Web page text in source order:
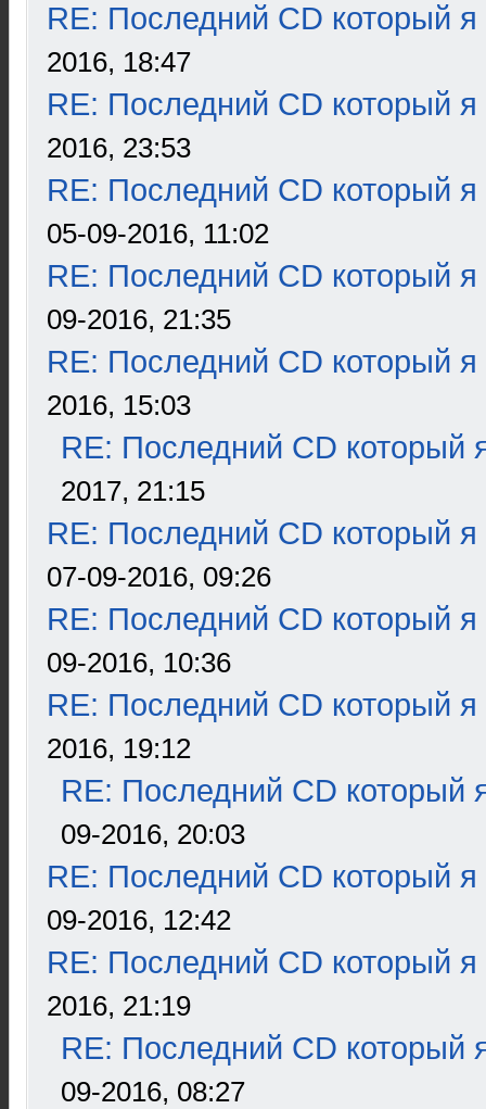
RE: Последний CD который я
2016, 18:47
RE: Последний CD который я
2016, 23:53
RE: Последний CD который я
05-09-2016, 11:02
RE: Последний CD который я
09-2016, 21:35
RE: Последний CD который я
2016, 15:03
RE: Последний CD который
2017, 21:15
RE: Последний CD который я
07-09-2016, 09:26
RE: Последний CD который я
09-2016, 10:36
RE: Последний CD который я
2016, 19:12
RE: Последний CD который
09-2016, 20:03
RE: Последний CD который я
09-2016, 12:42
RE: Последний CD который я
2016, 21:19
RE: Последний CD который
09-2016, 08:27